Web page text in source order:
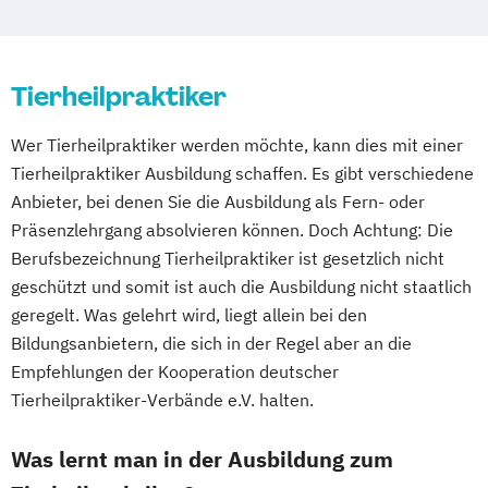
Tierheilpraktiker
Wer Tierheilpraktiker werden möchte, kann dies mit einer
Tierheilpraktiker Ausbildung schaffen. Es gibt verschiedene
Anbieter, bei denen Sie die Ausbildung als Fern- oder
Präsenzlehrgang absolvieren können. Doch Achtung: Die
Berufsbezeichnung Tierheilpraktiker ist gesetzlich nicht
geschützt und somit ist auch die Ausbildung nicht staatlich
geregelt. Was gelehrt wird, liegt allein bei den
Bildungsanbietern, die sich in der Regel aber an die
Empfehlungen der Kooperation deutscher
Tierheilpraktiker-Verbände e.V. halten.
Was lernt man in der Ausbildung zum